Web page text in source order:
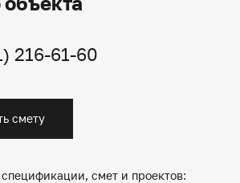
216-61-60
смету
спецификации, смет и проектов: